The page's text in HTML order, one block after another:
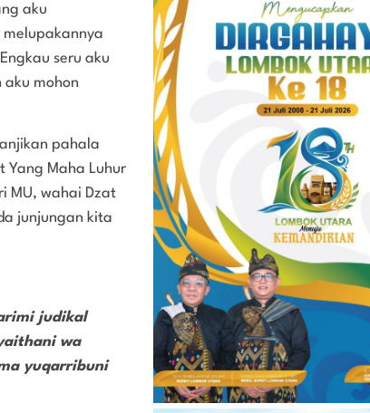
aku
seru aku
mohon
pahala
Yang Maha Luhur
MU, wahai Dzat
junjungan kita
judikal
wa
yuqarribuni